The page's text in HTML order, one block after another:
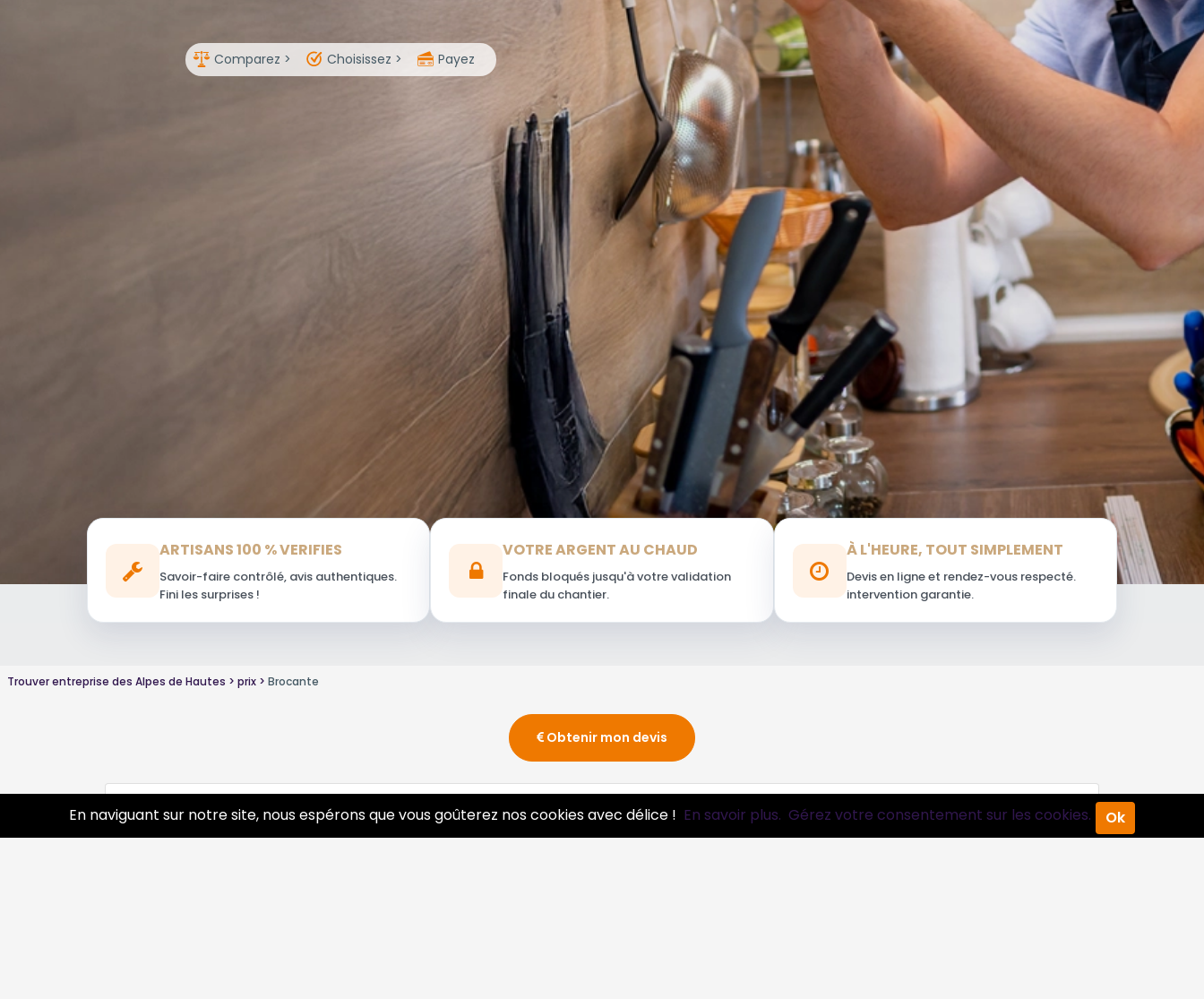
Comparez > Choisissez > Payez
ARTISANS 100 % VERIFIES
Savoir-faire contrôlé, avis authentiques.
Fini les surprises !
VOTRE ARGENT AU CHAUD
Fonds bloqués jusqu'à votre validation
finale du chantier.
À L'HEURE, TOUT SIMPLEMENT
Devis en ligne et rendez-vous respecté.
intervention garantie.
Trouver entreprise des Alpes de Hautes prix Brocante
Obtenir mon devis
Conseils sur Brocante autre
En naviguant sur notre site, nous espérons que vous goûterez nos cookies avec délice ! En savoir plus. Gérez votre consentement sur les cookies. Ok